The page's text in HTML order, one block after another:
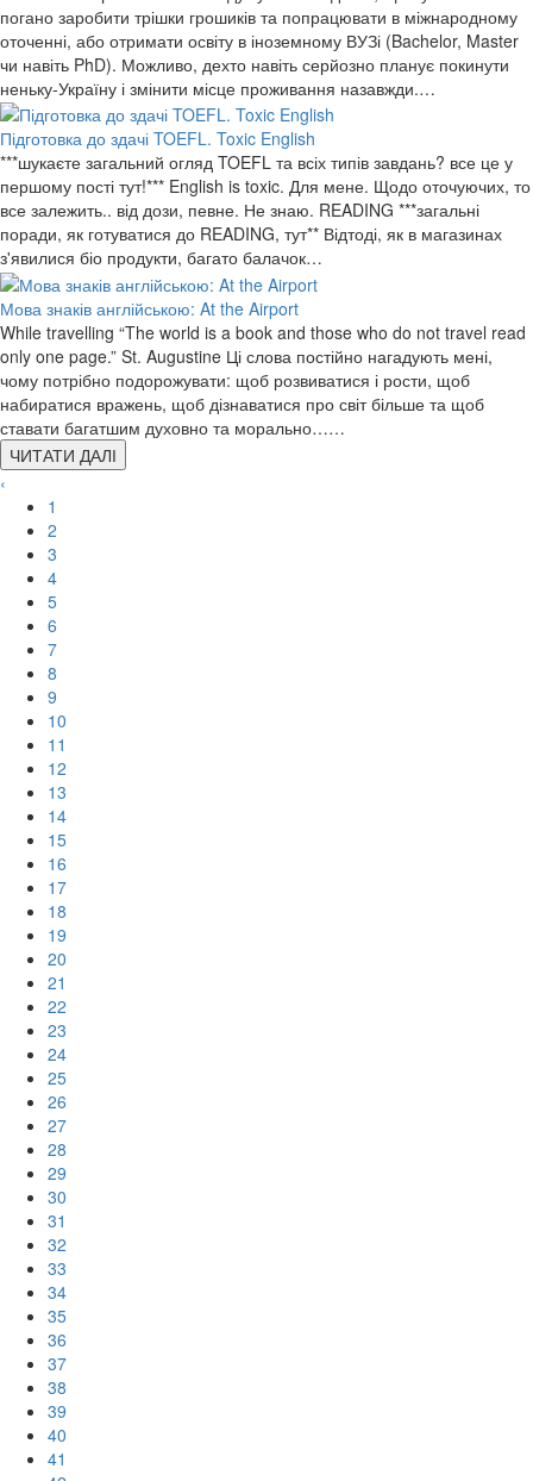
погано заробити трішки грошиків та попрацювати в міжнародному
оточенні, або отримати освіту в іноземному ВУЗі (Bachelor, Master
чи навіть PhD). Можливо, дехто навіть серйозно планує покинути
неньку-Україну і змінити місце проживання назавжди.…
Підготовка до здачі TOEFL. Toxic English
***шукаєте загальний огляд TOEFL та всіх типів завдань? все це у
першому пості тут!*** English is toxic. Для мене. Щодо оточуючих, то
все залежить.. від дози, певне. Не знаю. READING ***загальні
поради, як готуватися до READING, тут** Відтоді, як в магазинах
з'явилися біо продукти, багато балачок…
Мова знаків англійською: At the Airport
While travelling “The world is a book and those who do not travel read
only one page.” St. Augustine Ці слова постійно нагадують мені,
чому потрібно подорожувати: щоб розвиватися і рости, щоб
набиратися вражень, щоб дізнаватися про світ більше та щоб
ставати багатшим духовно та морально……
ЧИТАТИ ДАЛІ
‹
1
2
3
4
5
6
7
8
9
10
11
12
13
14
15
16
17
18
19
20
21
22
23
24
25
26
27
28
29
30
31
32
33
34
35
36
37
38
39
40
41